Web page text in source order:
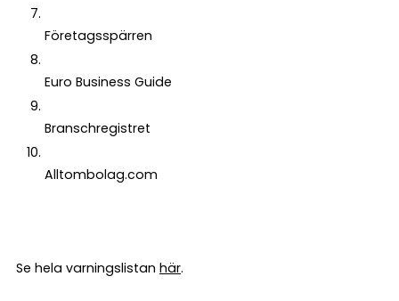
Företagsspärren
Euro Business Guide
Branschregistret
Alltombolag.com
Se hela varningslistan här.